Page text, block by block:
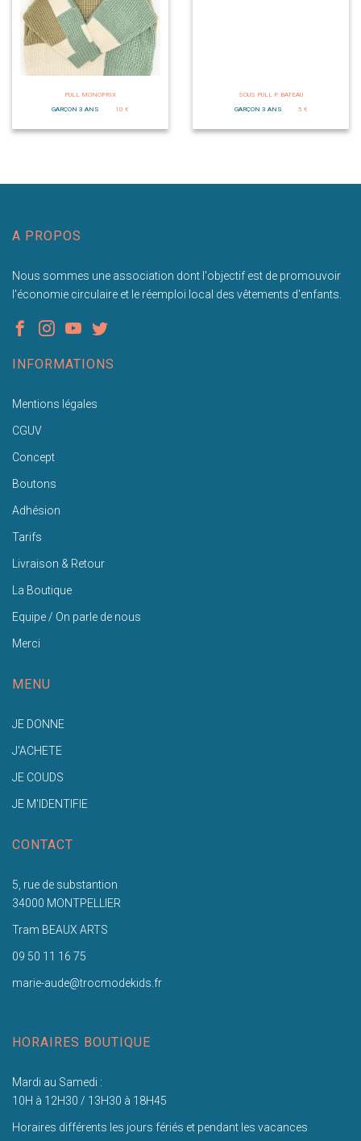
PULL MONOPRIX
GARÇON 3 ANS
10 €
SOUS PULL P. BATEAU
GARÇON 3 ANS
5 €
A PROPOS
Nous sommes une association dont l'objectif est de promouvoir
l'économie circulaire et le réemploi local des vêtements d'enfants.
INFORMATIONS
Mentions légales
CGUV
Concept
Boutons
Adhésion
Tarifs
Livraison & Retour
La Boutique
Equipe / On parle de nous
Merci
MENU
JE DONNE
J'ACHETE
JE COUDS
JE M'IDENTIFIE
CONTACT
5, rue de substantion
34000 MONTPELLIER
Tram BEAUX ARTS
09 50 11 16 75
marie-aude@trocmodekids.fr
HORAIRES BOUTIQUE
Mardi au Samedi :
10H à 12H30 / 13H30 à 18H45
Horaires différents les jours fériés et pendant les vacances